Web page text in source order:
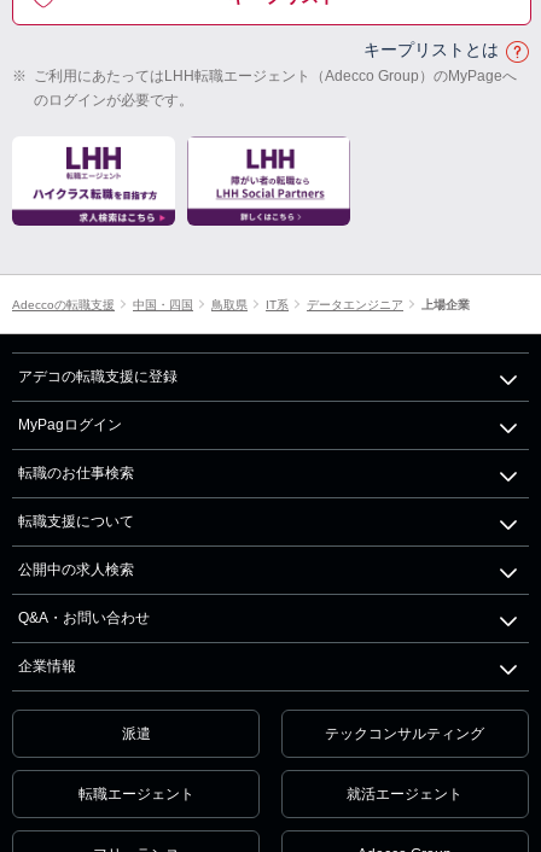
キープリストとは
※ ご利用にあたってはLHH転職エージェント（Adecco Group）のMyPageへ
のログインが必要です。
Adeccoの転職支援 中国・四国 鳥取県 IT系 データエンジニア 上場企業
アデコの転職支援に登録
MyPagログイン
転職のお仕事検索
転職支援について
公開中の求人検索
Q&A・お問い合わせ
企業情報
派遣 テックコンサルティング
転職エージェント 就活エージェント